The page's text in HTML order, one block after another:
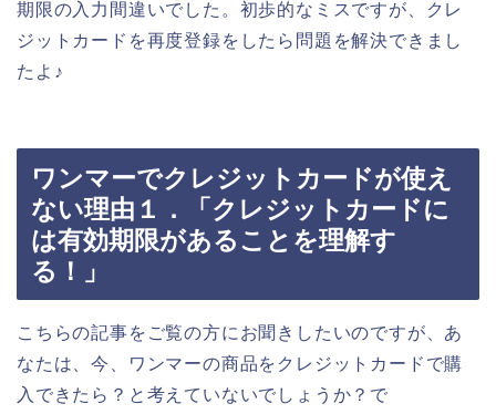
期限の入力間違いでした。初歩的なミスですが、クレ
ジットカードを再度登録をしたら問題を解決できまし
たよ♪
ワンマーでクレジットカードが使え
ない理由１．「クレジットカードに
は有効期限があることを理解す
る！」
こちらの記事をご覧の方にお聞きしたいのですが、あ
なたは、今、ワンマーの商品をクレジットカードで購
入できたら？と考えていないでしょうか？で